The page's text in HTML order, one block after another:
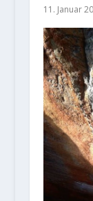
11. Januar